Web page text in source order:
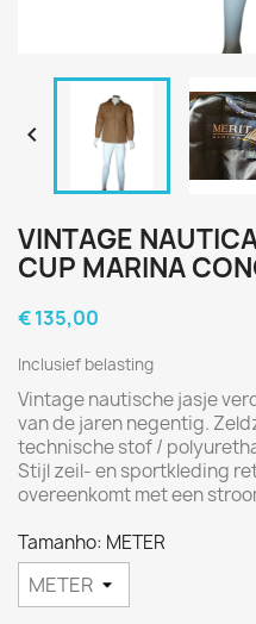

VINTAGE
CUP MARINA
€ 135,00
Inclusief belasting
Vintage nautische jasje
van de jaren negentig.
technische stof /
Stijl zeil- en sportkleding
overeenkomt met een
Tamanho: METER